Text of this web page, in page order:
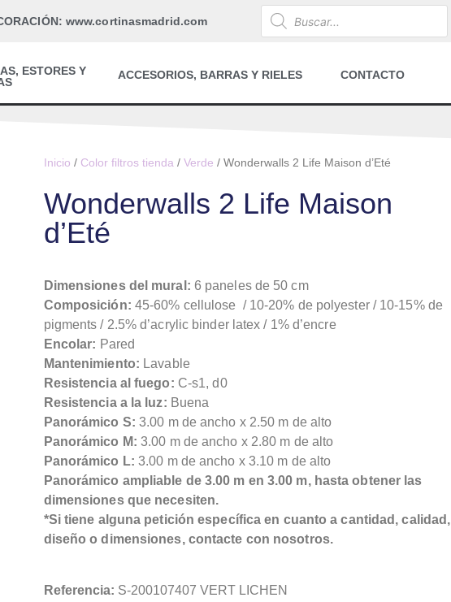
www.cortinasmadrid.com
ESTORES Y
ACCESORIOS, BARRAS Y RIELES CONTACTO
Inicio / Color filtros tienda / Verde / Wonderwalls 2 Life Maison d’Eté
Wonderwalls 2 Life Maison
d’Eté
Dimensiones del mural: 6 paneles de 50 cm
Composición: 45-60% cellulose / 10-20% de polyester / 10-15% de
pigments / 2.5% d’acrylic binder latex / 1% d’encre
Encolar: Pared
Mantenimiento: Lavable
Resistencia al fuego: C-s1, d0
Resistencia a la luz: Buena
Panorámico S: 3.00 m de ancho x 2.50 m de alto
Panorámico M: 3.00 m de ancho x 2.80 m de alto
Panorámico L: 3.00 m de ancho x 3.10 m de alto
Panorámico ampliable de 3.00 m en 3.00 m, hasta obtener las
dimensiones que necesiten.
*Si tiene alguna petición específica en cuanto a cantidad, calidad,
diseño o dimensiones, contacte con nosotros.
Referencia: S-200107407 VERT LICHEN